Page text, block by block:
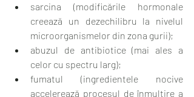
sarcina (modificările hormonale
creează un dezechilibru la nivelul
microorganismelor din zona gurii);
abuzul de antibiotice (mai ales a
celor cu spectru larg);
fumatul (ingredientele nocive
accelerează procesul de înmulțire a